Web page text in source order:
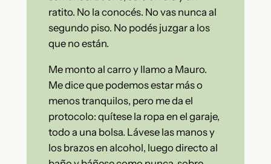
ratito. No la conocés. No vas nunca al
segundo piso. No podés juzgar a los
que no están.
Me monto al carro y llamo a Mauro.
Me dice que podemos estar más o
menos tranquilos, pero me da el
protocolo: quítese la ropa en el garaje,
todo a una bolsa. Lávese las manos y
los brazos en alcohol, luego directo al